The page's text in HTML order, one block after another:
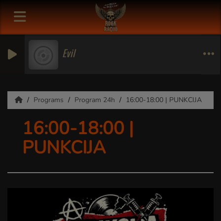
Evil
Programs Program 24h 16:00-18:00 | PUNKCIJA
16:00-18:00 |
PUNKCIJA